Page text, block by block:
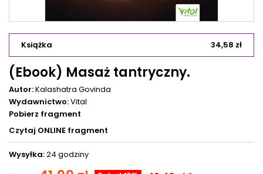
Książka 34,58 zł
(Ebook) Masaż tantryczny.
Autor:Kalashatra Govinda
Wydawnictwo:Vital
Pobierz fragment
Czytaj ONLINE fragment
Wysyłka:24 godziny